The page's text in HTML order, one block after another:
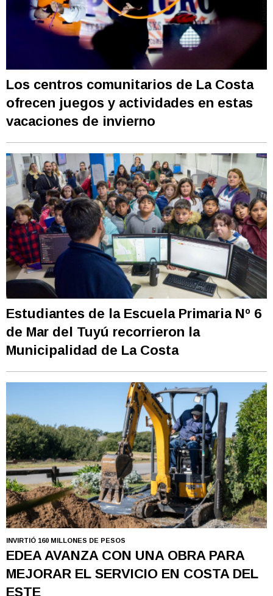
Los centros comunitarios de La Costa
ofrecen juegos y actividades en estas
vacaciones de invierno
Estudiantes de la Escuela Primaria Nº 6
de Mar del Tuyú recorrieron la
Municipalidad de La Costa
INVIRTIÓ 160 MILLONES DE PESOS
EDEA AVANZA CON UNA OBRA PARA
MEJORAR EL SERVICIO EN COSTA DEL
ESTE